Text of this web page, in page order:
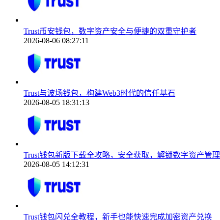
Trust币安钱包，数字资产安全与便捷的双重守护者
2026-08-06 08:27:11
Trust与波场钱包，构建Web3时代的信任基石
2026-08-05 18:31:13
Trust钱包新版下载全攻略，安全获取，解锁数字资产管
2026-08-05 14:12:31
Trust钱包闪兑全教程，新手也能快速完成加密资产兑换